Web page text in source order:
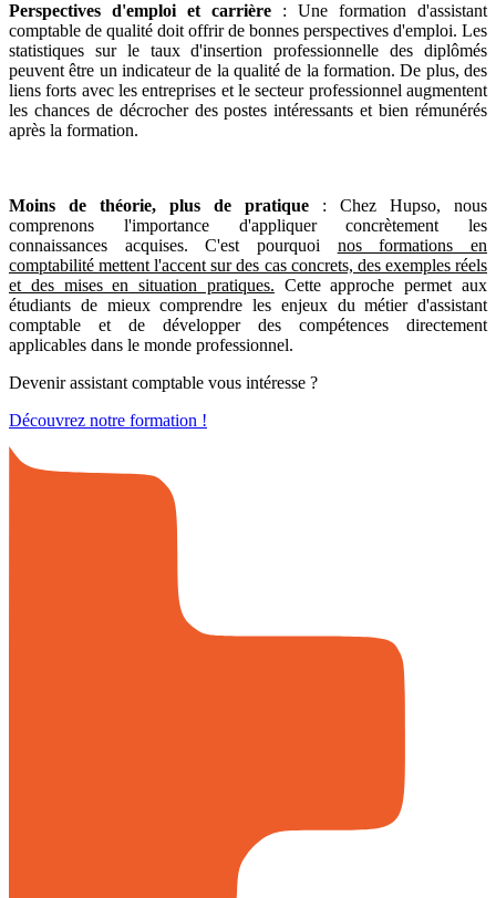
Perspectives d'emploi et carrière : Une formation d'assistant
comptable de qualité doit offrir de bonnes perspectives d'emploi. Les
statistiques sur le taux d'insertion professionnelle des diplômés
peuvent être un indicateur de la qualité de la formation. De plus, des
liens forts avec les entreprises et le secteur professionnel augmentent
les chances de décrocher des postes intéressants et bien rémunérés
après la formation.
Moins de théorie, plus de pratique : Chez Hupso, nous
comprenons l'importance d'appliquer concrètement les
connaissances acquises. C'est pourquoi nos formations en
comptabilité mettent l'accent sur des cas concrets, des exemples réels
et des mises en situation pratiques. Cette approche permet aux
étudiants de mieux comprendre les enjeux du métier d'assistant
comptable et de développer des compétences directement
applicables dans le monde professionnel.
Devenir assistant comptable vous intéresse ?
Découvrez notre formation !